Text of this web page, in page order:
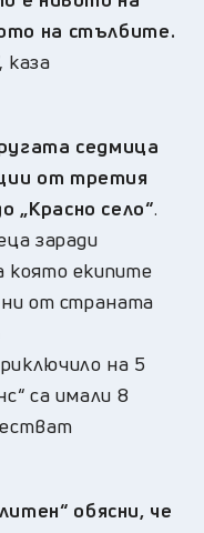
на стълбите.
каза
седмица
от третия
„Красно село“.
заради
която екипите
от страната
на 5
са имали 8
обясни, че